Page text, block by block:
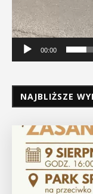
00:00
NAJBLIŻSZE